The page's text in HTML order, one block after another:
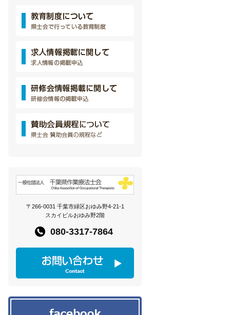
〒266-0031 千葉市緑区おゆみ野4-21-1
スカイビルおゆみ野2階
080-3317-7864